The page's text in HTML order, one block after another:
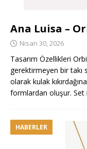
Ana Luisa –
Nisan 30, 2026
Tasarım Özellikleri
gerektirmeyen bir takı
olarak kulak
formlardan oluşur. Set
HABERLER